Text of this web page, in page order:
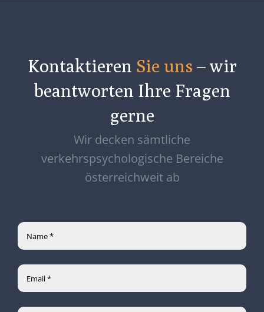
Kontaktieren Sie uns – wir
beantworten Ihre Fragen
gerne
Wir decken sämtliche
verkehrspsychologische Bereiche
österreichweit ab